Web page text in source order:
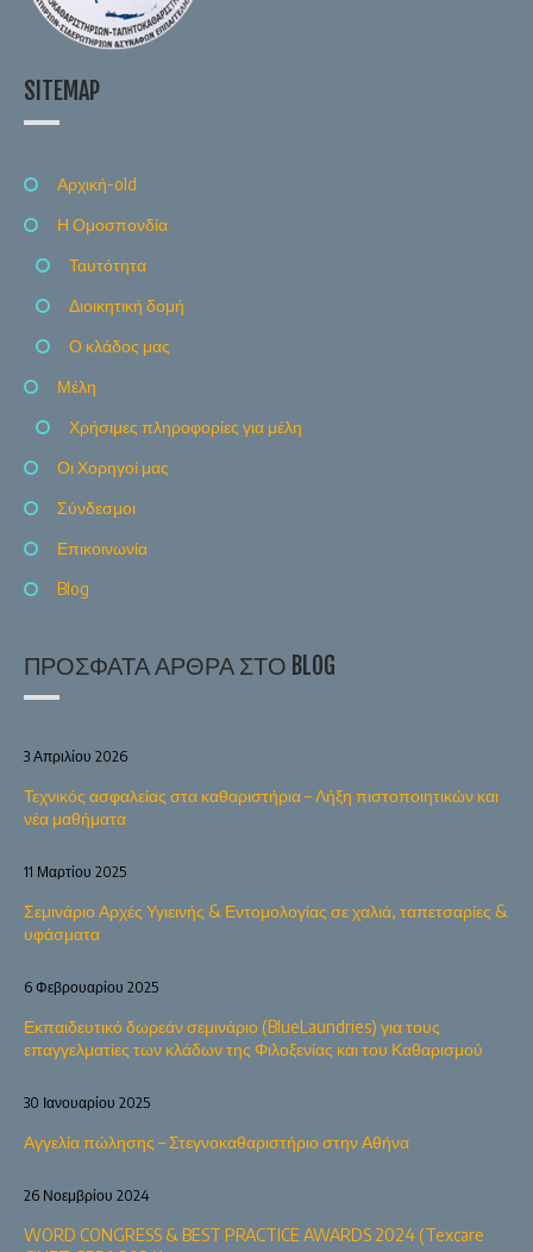
SITEMAP
Αρχική-old
Η Ομοσπονδία
Ταυτότητα
Διοικητική δομή
Ο κλάδος μας
Μέλη
Χρήσιμες πληροφορίες για μέλη
Οι Χορηγοί μας
Σύνδεσμοι
Επικοινωνία
Blog
ΠΡΌΣΦΑΤΑ ΆΡΘΡΑ ΣΤΟ BLOG
Τεχνικός ασφαλείας στα καθαριστήρια – Λήξη πιστοποιητικών και
νέα μαθήματα
3 Απριλίου 2026
Σεμινάριο Αρχές Υγιεινής & Εντομολογίας σε χαλιά, ταπετσαρίες &
υφάσματα
11 Μαρτίου 2025
Εκπαιδευτικό δωρεάν σεμινάριο (BlueLaundries) για τους
επαγγελματίες των κλάδων της Φιλοξενίας και του Καθαρισμού
6 Φεβρουαρίου 2025
Αγγελία πώλησης – Στεγνοκαθαριστήριο στην Αθήνα
30 Ιανουαρίου 2025
WORD CONGRESS & BEST PRACTICE AWARDS 2024 (Texcare
26 Νοεμβρίου 2024